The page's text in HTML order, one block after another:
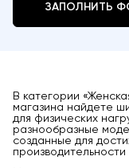
ЗАПОЛНИТЬ
В категории
магазина найдете
для физических
разнообразные
созданные для